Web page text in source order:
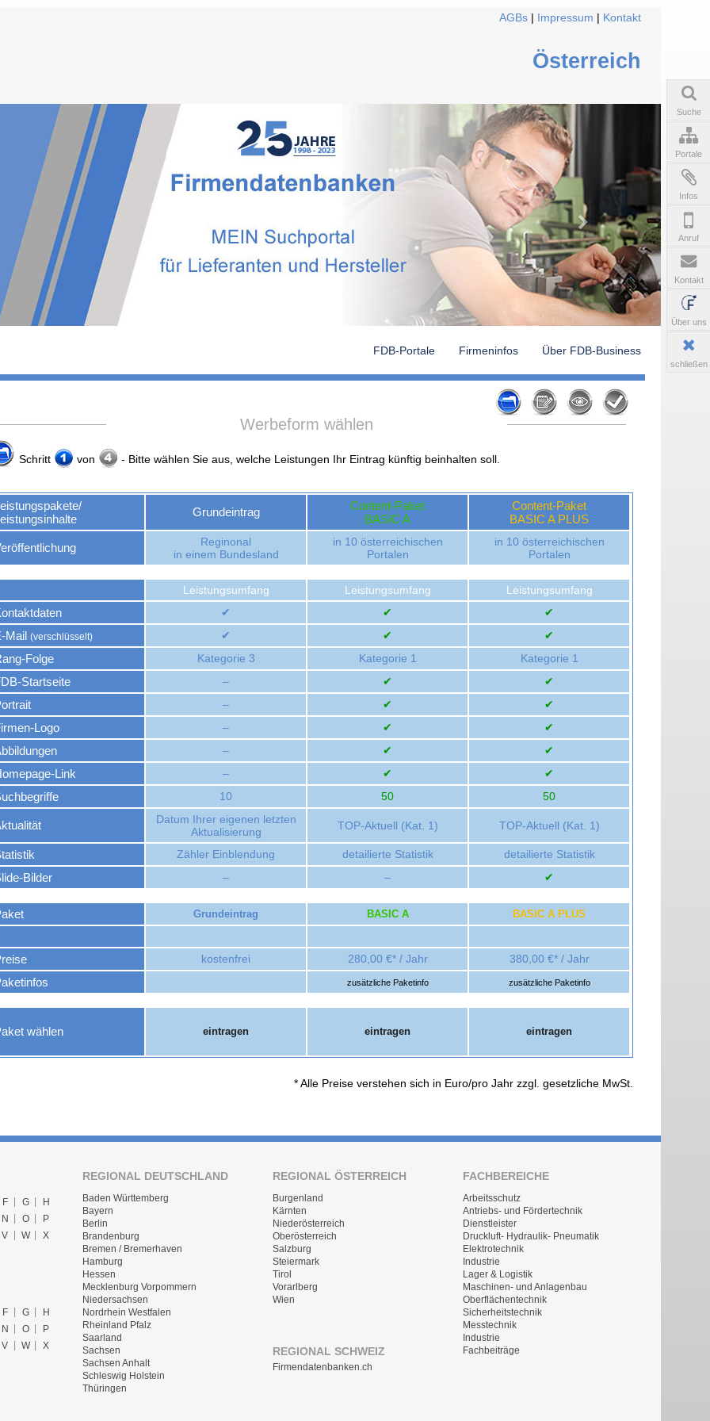
AGBs Impressum Kontakt
Österreich
FDB-Portale Firmeninfos Über FDB-Business
Werbeform wählen
Schritt von - Bitte wählen Sie aus, welche Leistungen Ihr Eintrag künftig beinhalten soll.
Grundeintrag
Content-Paket
BASIC A
Content-Paket
BASIC A PLUS
Reginonal
in einem Bundesland
in 10 österreichischen
Portalen
in 10 österreichischen
Portalen
Leistungsumfang Leistungsumfang Leistungsumfang
✔ ✔ ✔
Mail (verschlüsselt) ✔ ✔ ✔
Folge Kategorie 3 Kategorie 1 Kategorie 1
Startseite – ✔ ✔
– ✔ ✔
Logo – ✔ ✔
– ✔ ✔
Link – ✔ ✔
10 50 50
Datum Ihrer eigenen letzten
Aktualisierung
TOP-Aktuell (Kat. 1) TOP-Aktuell (Kat. 1)
Zähler Einblendung detailierte Statistik detailierte Statistik
Bilder – – ✔
Grundeintrag BASIC A BASIC A PLUS
kostenfrei 280,00 €* / Jahr 380,00 €* / Jahr
zusätzliche Paketinfo zusätzliche Paketinfo
wählen
* Alle Preise verstehen sich in Euro/pro Jahr zzgl. gesetzliche MwSt.
F G
H
N O
P
V W
X
F G
H
N O
P
V W
X
REGIONAL DEUTSCHLAND
Baden Württemberg
Bayern
Berlin
Brandenburg
Bremen / Bremerhaven
Hamburg
Hessen
Mecklenburg Vorpommern
Niedersachsen
Nordrhein Westfalen
Rheinland Pfalz
Saarland
Sachsen
Sachsen Anhalt
Schleswig Holstein
Thüringen
REGIONAL ÖSTERREICH
Burgenland
Kärnten
Niederösterreich
Oberösterreich
Salzburg
Steiermark
Tirol
Vorarlberg
Wien
REGIONAL SCHWEIZ
Firmendatenbanken.ch
FACHBEREICHE
Arbeitsschutz
Antriebs- und Fördertechnik
Dienstleister
Druckluft- Hydraulik- Pneumatik
Elektrotechnik
Industrie
Lager & Logistik
Maschinen- und Anlagenbau
Oberflächentechnik
Sicherheitstechnik
Messtechnik
Industrie
Fachbeiträge
Suche
Portale
Infos
Anruf
Kontakt
Über uns
schließen